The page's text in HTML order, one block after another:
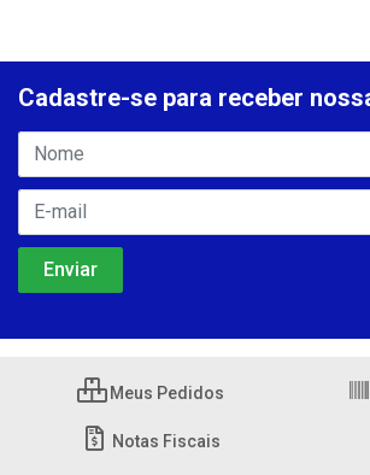
Cadastre-se para receber
Meus Pedidos
Notas Fiscais